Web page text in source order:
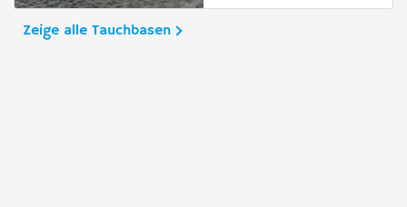
Zeige alle Tauchbasen